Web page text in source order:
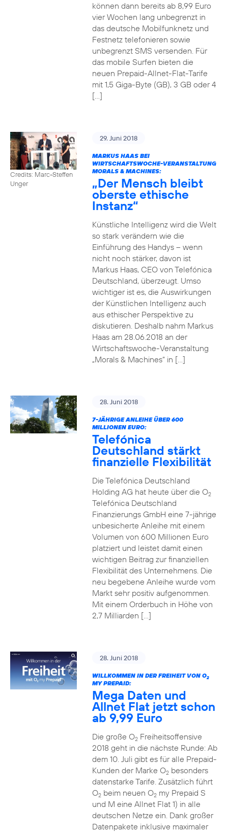
können dann bereits ab 8,99 Euro
vier Wochen lang unbegrenzt in
das deutsche Mobilfunknetz und
Festnetz telefonieren sowie
unbegrenzt SMS versenden. Für
das mobile Surfen bieten die
neuen Prepaid-Allnet-Flat-Tarife
mit 1,5 Giga-Byte (GB), 3 GB oder 4
[…]
Credits: Marc-Steffen
Unger
29. Juni 2018
MARKUS HAAS BEI
WIRTSCHAFTSWOCHE-VERANSTALTUNG
MORALS & MACHINES:
„Der Mensch bleibt
oberste ethische
Instanz“
Künstliche Intelligenz wird die Welt
so stark verändern wie die
Einführung des Handys – wenn
nicht noch stärker, davon ist
Markus Haas, CEO von Telefónica
Deutschland, überzeugt. Umso
wichtiger ist es, die Auswirkungen
der Künstlichen Intelligenz auch
aus ethischer Perspektive zu
diskutieren. Deshalb nahm Markus
Haas am 28.06.2018 an der
Wirtschaftswoche-Veranstaltung
„Morals & Machines“ in […]
28. Juni 2018
7-JÄHRIGE ANLEIHE ÜBER 600
MILLIONEN EURO:
Telefónica
Deutschland stärkt
finanzielle Flexibilität
Die Telefónica Deutschland
Holding AG hat heute über die O2
Telefónica Deutschland
Finanzierungs GmbH eine 7-jährige
unbesicherte Anleihe mit einem
Volumen von 600 Millionen Euro
platziert und leistet damit einen
wichtigen Beitrag zur finanziellen
Flexibilität des Unternehmens. Die
neu begebene Anleihe wurde vom
Markt sehr positiv aufgenommen.
Mit einem Orderbuch in Höhe von
2,7 Milliarden […]
28. Juni 2018
WILLKOMMEN IN DER FREIHEIT VON O2
MY PREPAID:
Mega Daten und
Allnet Flat jetzt schon
ab 9,99 Euro
Die große O2Freiheitsoffensive
2018 geht in die nächste Runde: Ab
dem 10. Juli gibt es für alle Prepaid-
Kunden der Marke O2besonders
datenstarke Tarife. Zusätzlich führt
O2beim neuen O2my Prepaid S
und M eine Allnet Flat 1) in alle
deutschen Netze ein. Dank großer
Datenpakete inklusive maximaler